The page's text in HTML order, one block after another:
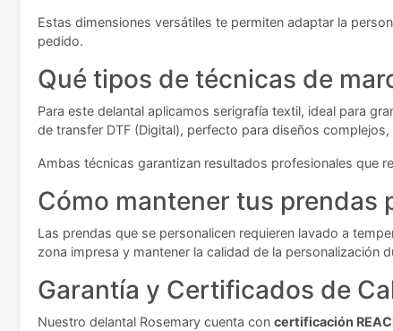
Estas dimensiones versátiles te permiten adaptar la
pedido.
Qué tipos de técnicas de
Para este delantal aplicamos serigrafía textil, ideal para
de transfer DTF (Digital), perfecto para diseños
Ambas técnicas garantizan resultados profesionales que
Cómo mantener tus prendas
Las prendas que se personalicen requieren lavado a
zona impresa y mantener la calidad de la personalización
Garantía y Certificados de
Nuestro delantal Rosemary cuenta con certificación